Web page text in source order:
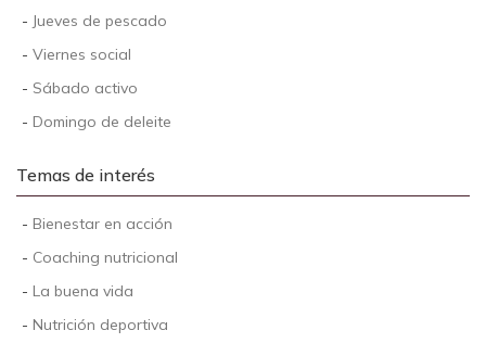
- Jueves de pescado
- Viernes social
- Sábado activo
- Domingo de deleite
Temas de interés
- Bienestar en acción
- Coaching nutricional
- La buena vida
- Nutrición deportiva